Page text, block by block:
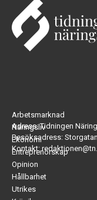
Adress: Tidningen
Besöksadress:
Kontakt:
Arbetsmarknad
Näringsliv
Ekonomi
Entreprenörskap
Opinion
Hållbarhet
Utrikes